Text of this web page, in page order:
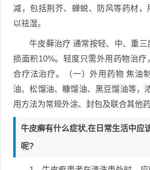
减，包括荆芥、蝉蜕、防风等药材，
以祛湿。
牛皮藓治疗 通常按轻、中、重
损面积10%。轻度只需外用药物治疗
合疗法治疗。（一）外用药物 焦油
油、松馏油、糠馏油、黑豆馏油等，
用方法为常规外涂、封包及联合其他药
牛皮癣有什么症状,在日常生活中应
呢?